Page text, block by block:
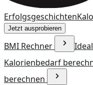
Erfolgsgeschichten
Jetzt ausprobieren
BMI Rechner
Kalorienbedarf
berechnen